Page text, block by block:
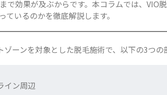
で効果が及ぶからです。本コラムでは、VIO
ているのかを徹底解説します。
ーンを対象とした脱毛施術で、以下の3つの
イン周辺